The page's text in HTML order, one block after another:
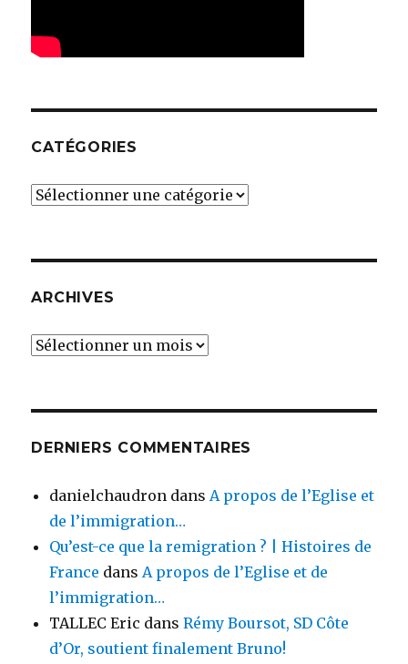
CATÉGORIES
Catégories
ARCHIVES
Archives
DERNIERS COMMENTAIRES
danielchaudron dansA propos de l’Eglise et
de l’immigration…
Qu’est-ce que la remigration ? | Histoires de
France dansA propos de l’Eglise et de
l’immigration…
TALLEC Eric dansRémy Boursot, SD Côte
d’Or, soutient finalement Bruno!